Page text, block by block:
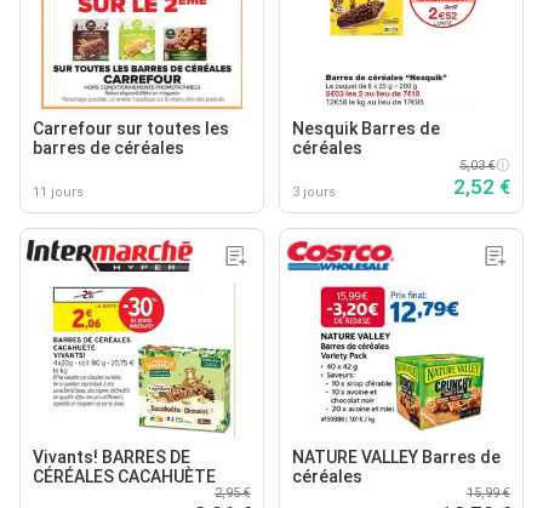
Carrefour sur toutes les
barres de céréales
11 jours
Nesquik Barres de
céréales
3 jours
5,03 €
2,52 €
Vivants! BARRES DE
CÉRÉALES CACAHUÈTE
2,95 €
NATURE VALLEY Barres de
céréales
15,99 €